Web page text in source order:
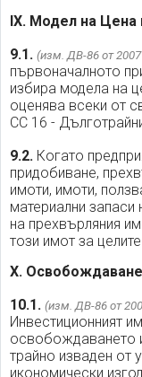
IX. Модел на Цена
9.1. (изм. ДВ-86 от 2007
първоначалното
избира модела на
оценява всеки от
СС 16 -
9.2. Когато
придобиване,
имоти, имоти,
материални
на прехвърляния
този имот за
X.
10.1. (изм. ДВ-86 от
Инвестиционният
освобождаването
трайно изваден от
икономически